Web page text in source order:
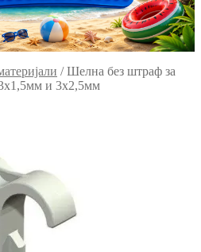
/Шелна без штраф за
3х1,5мм и 3х2,5мм